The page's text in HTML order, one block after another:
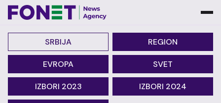
SRBIJA REGION
EVROPA SVET
IZBORI 2023 IZBORI 2024